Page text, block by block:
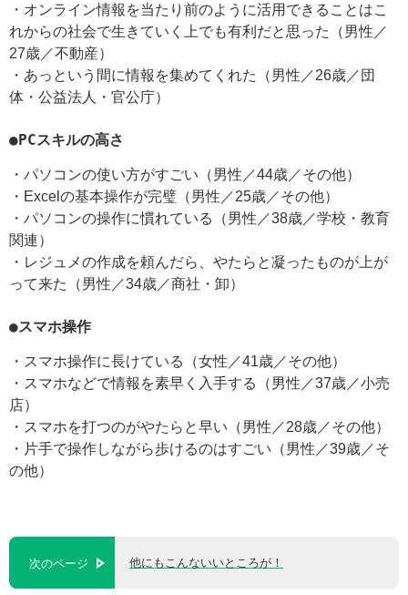
・オンライン情報を当たり前のように活用できることはこ
れからの社会で生きていく上でも有利だと思った（男性／
27歳／不動産）
・あっという間に情報を集めてくれた（男性／26歳／団
体・公益法人・官公庁）
●PCスキルの高さ
・パソコンの使い方がすごい（男性／44歳／その他）
・Excelの基本操作が完璧（男性／25歳／その他）
・パソコンの操作に慣れている（男性／38歳／学校・教育
関連）
・レジュメの作成を頼んだら、やたらと凝ったものが上が
って来た（男性／34歳／商社・卸）
●スマホ操作
・スマホ操作に長けている（女性／41歳／その他）
・スマホなどで情報を素早く入手する（男性／37歳／小売
店）
・スマホを打つのがやたらと早い（男性／28歳／その他）
・片手で操作しながら歩けるのはすごい（男性／39歳／そ
の他）
次のページ 他にもこんないいところが！